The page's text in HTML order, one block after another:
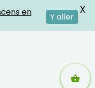
en
Y aller
X